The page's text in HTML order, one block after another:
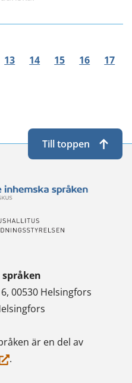
13 14 15 16
17
00530 Helsingfors
är en del av
.
Till toppen